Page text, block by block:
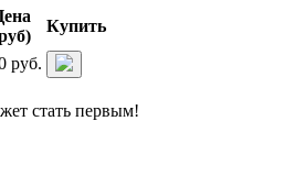
Купить
руб.
стать первым!